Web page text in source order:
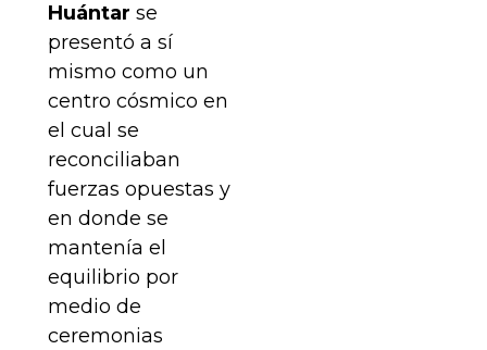
Huántar se
presentó a sí
mismo como un
centro cósmico en
el cual se
reconciliaban
fuerzas opuestas y
en donde se
mantenía el
equilibrio por
medio de
ceremonias